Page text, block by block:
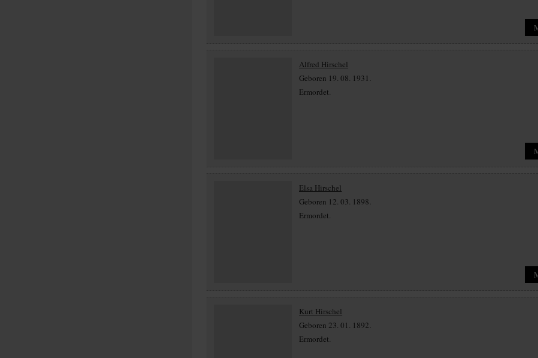
Alfred Hirschel
Geboren 19. 08. 1931.
Ermordet.
Elsa Hirschel
Geboren 12. 03. 1898.
Ermordet.
Kurt Hirschel
Geboren 23. 01. 1892.
Ermordet.